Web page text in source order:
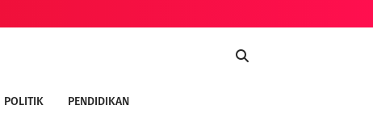
POLITIK PENDIDIKAN